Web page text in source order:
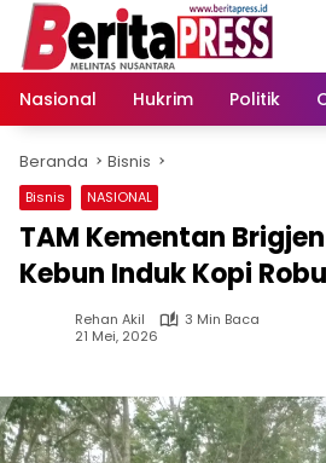
Langsung
konten
Nasional
Hukrim Politik
Beranda Bisnis
Bisnis NASIONAL
TAM Kementan
Kebun Induk Kopi
Rehan Akil
3 Min Baca
21 Mei, 2026